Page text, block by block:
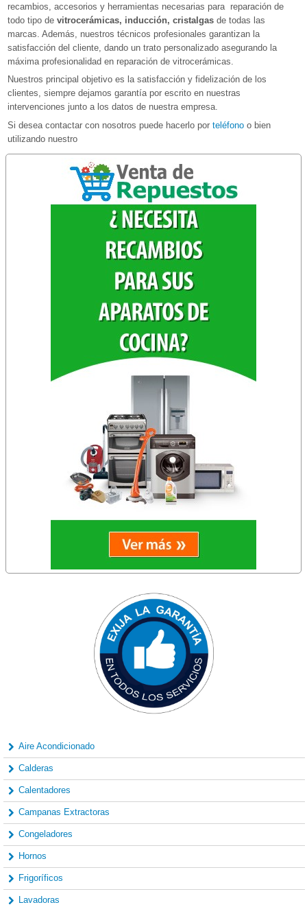
recambios, accesorios y herramientas necesarias para reparación de
todo tipo de vitrocerámicas, inducción, cristalgas de todas las
marcas. Además, nuestros técnicos profesionales garantizan la
satisfacción del cliente, dando un trato personalizado asegurando la
máxima profesionalidad en reparación de vitrocerámicas.
Nuestros principal objetivo es la satisfacción y fidelización de los
clientes, siempre dejamos garantía por escrito en nuestras
intervenciones junto a los datos de nuestra empresa.
Si desea contactar con nosotros puede hacerlo por teléfono o bien
utilizando nuestro
Aire Acondicionado
Calderas
Calentadores
Campanas Extractoras
Congeladores
Hornos
Frigoríficos
Lavadoras